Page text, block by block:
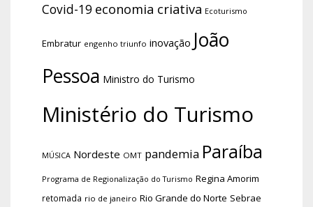
Covid-19 economia criativa Ecoturismo
Embratur engenho triunfo inovação João
Pessoa Ministro do Turismo
Ministério do Turismo
MÚSICA Nordeste OMT pandemia Paraíba
Programa de Regionalização do Turismo Regina Amorim
retomada rio de janeiro Rio Grande do Norte Sebrae